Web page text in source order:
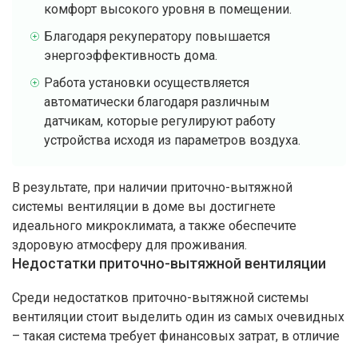
комфорт высокого уровня в помещении.
Благодаря рекуператору повышается
энергоэффективность дома.
Работа установки осуществляется
автоматически благодаря различным
датчикам, которые регулируют работу
устройства исходя из параметров воздуха.
В результате, при наличии приточно-вытяжной
системы вентиляции в доме вы достигнете
идеального микроклимата, а также обеспечите
здоровую атмосферу для проживания.
Недостатки приточно-вытяжной вентиляции
Среди недостатков приточно-вытяжной системы
вентиляции стоит выделить один из самых очевидных
– такая система требует финансовых затрат, в отличие
Спасибо
за заявку!
Ваши данные
отправлены!